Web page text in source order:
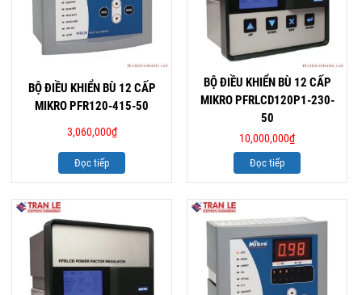
BỘ ĐIỀU KHIỂN BÙ 12 CẤP
MIKRO PFR120-415-50
3,060,000₫
Đọc tiếp
BỘ ĐIỀU KHIỂN BÙ 12 CẤP
MIKRO PFRLCD120P1-230-
50
10,000,000₫
Đọc tiếp